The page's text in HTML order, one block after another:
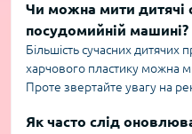
Чи можна мити дитячі
посудомийній машині?
Більшість сучасних дитячих
харчового пластику можна
Проте звертайте увагу на
Як часто слід